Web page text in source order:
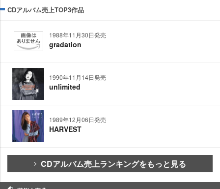
CDアルバム売上TOP3作品
1988年11月30日発売
gradation
1990年11月14日発売
unlimited
1989年12月06日発売
HARVEST
CDアルバム売上ランキングをもっと見る